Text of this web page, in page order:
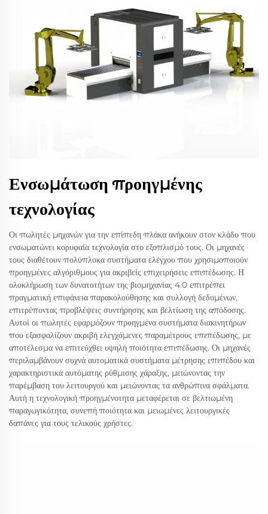
Ενσωμάτωση προηγμένης
τεχνολογίας
Οι πωλητές μηχανών για την επίπεδη πλάκα ανήκουν στον κλάδο που
ενσωματώνει κορυφαία τεχνολογία στο εξοπλισμό τους. Οι μηχανές
τους διαθέτουν πολύπλοκα συστήματα ελέγχου που χρησιμοποιούν
προηγμένες αλγόριθμους για ακριβείς επιχειρήσεις επιπέδωσης. Η
ολοκλήρωση των δυνατοτήτων της βιομηχανίας 4.0 επιτρέπει
πραγματική επιφάνεια παρακολούθησης και συλλογή δεδομένων,
επιτρέποντας προβλέψεις συντήρησης και βελτίωση της απόδοσης.
Αυτοί οι πωλητές εφαρμόζουν προηγμένα συστήματα διακινητήρων
που εξασφαλίζουν ακριβή ελεγχόμενες παραμέτρους επιπέδωσης, με
αποτέλεσμα να επιτεύχθει υψηλή ποιότητα επιπέδωσης. Οι μηχανές
περιλαμβάνουν συχνά αυτοματικά συστήματα μέτρησης επιπέδου και
χαρακτηριστικά αυτόματης ρύθμισης χάραξης, μειώνοντας την
παρέμβαση του λειτουργού και μειώνοντας τα ανθρώπινα σφάλματα.
Αυτή η τεχνολογική προηγμένοτητα μεταφέρεται σε βελτιωμένη
παραγωγικότητα, συνεπή ποιότητα και μειωμένες λειτουργικές
δαπάνες για τους τελικούς χρήστες.